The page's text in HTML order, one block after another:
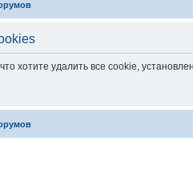
хотите удалить все cookie,